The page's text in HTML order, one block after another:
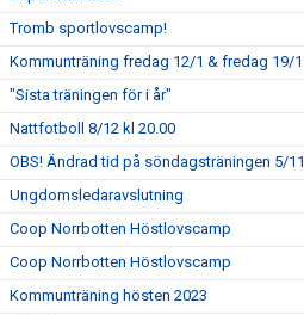
Tromb sportlovscamp!
Kommunträning fredag 12/1 & fredag 19/1
"Sista träningen för i år"
Nattfotboll 8/12 kl 20.00
OBS! Ändrad tid på söndagsträningen 5/11
Ungdomsledaravslutning
Coop Norrbotten Höstlovscamp
Coop Norrbotten Höstlovscamp
Kommunträning hösten 2023